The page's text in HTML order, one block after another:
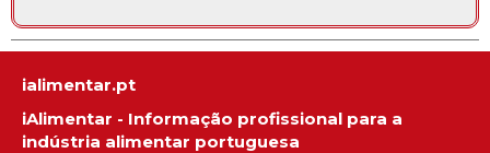
ialimentar.pt
iAlimentar - Informação profissional para a
indústria alimentar portuguesa